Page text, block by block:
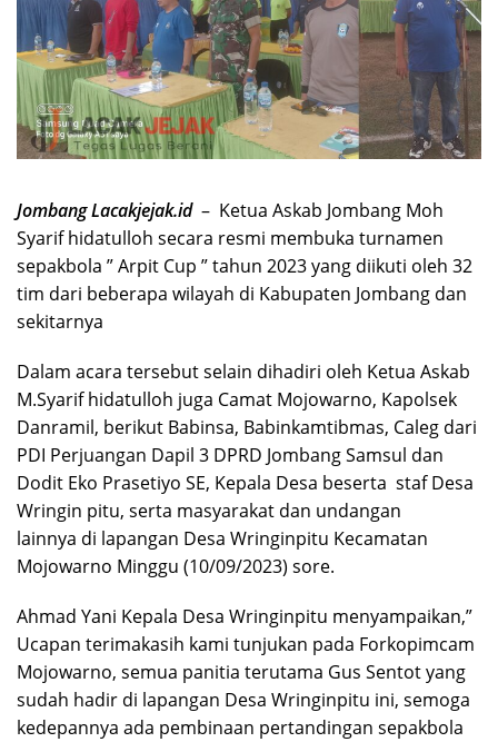
Jombang Lacakjejak.id– Ketua Askab Jombang Moh
Syarif hidatulloh secara resmi membuka turnamen
sepakbola ” Arpit Cup ” tahun 2023 yang diikuti oleh 32
tim dari beberapa wilayah di Kabupaten Jombang dan
sekitarnya
Dalam acara tersebut selain dihadiri oleh Ketua Askab
M.Syarif hidatulloh juga Camat Mojowarno, Kapolsek
Danramil, berikut Babinsa, Babinkamtibmas, Caleg dari
PDI Perjuangan Dapil 3 DPRD Jombang Samsul dan
Dodit Eko Prasetiyo SE, Kepala Desa beserta staf Desa
Wringin pitu, serta masyarakat dan undangan
lainnya di lapangan Desa Wringinpitu Kecamatan
Mojowarno Minggu (10/09/2023) sore.
Ahmad Yani Kepala Desa Wringinpitu menyampaikan,”
Ucapan terimakasih kami tunjukan pada Forkopimcam
Mojowarno, semua panitia terutama Gus Sentot yang
sudah hadir di lapangan Desa Wringinpitu ini, semoga
kedepannya ada pembinaan pertandingan sepakbola